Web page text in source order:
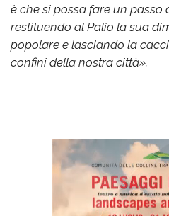
è che si possa fare un passo
restituendo al Palio la sua
popolare e lasciando la
confini della nostra città».